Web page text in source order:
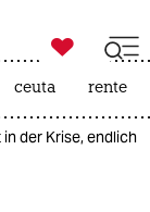

taz zahl ich
ceuta rente
der Krise, endlich